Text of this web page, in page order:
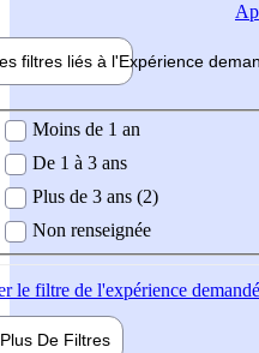
filtres liés à l'Expérience
demandée
Moins de 1 an
De 1 à 3 ans
Plus de 3 ans (2)
Non renseignée
le filtre de l'expérience
Plus De Filtres